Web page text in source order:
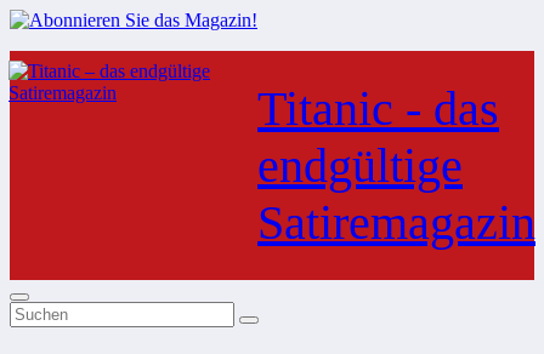
Zum
Inhalt
springen
Titanic - das
endgültige
Satiremagazin